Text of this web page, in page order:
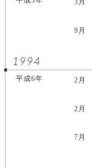
3月
9月
1994
平成6年 2月
2月
7月